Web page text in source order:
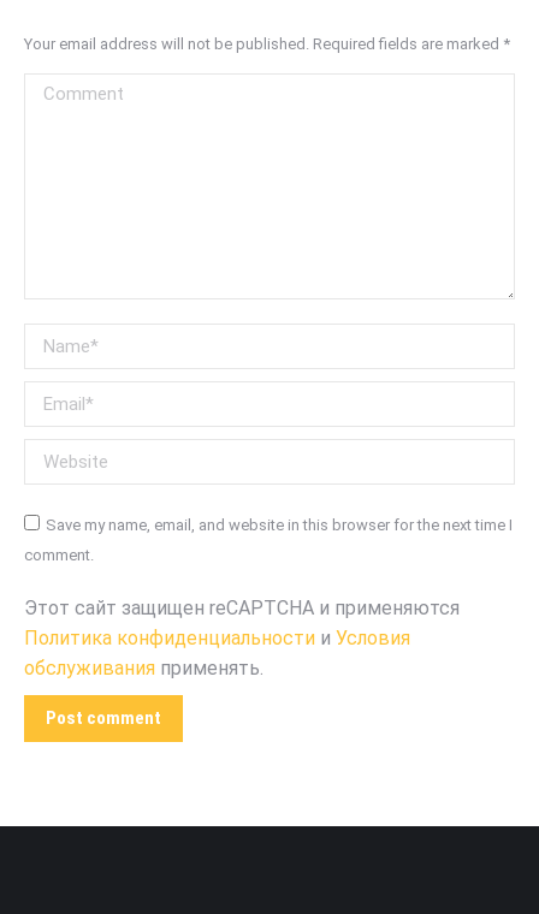
Your email address will not be published. Required fields are marked *
Comment
Name *
Email *
Website
Save my name, email, and website in this browser for the next time I
comment.
Этот сайт защищен reCAPTCHA и применяются
Политика конфиденциальности и Условия
обслуживания применять.
Post comment